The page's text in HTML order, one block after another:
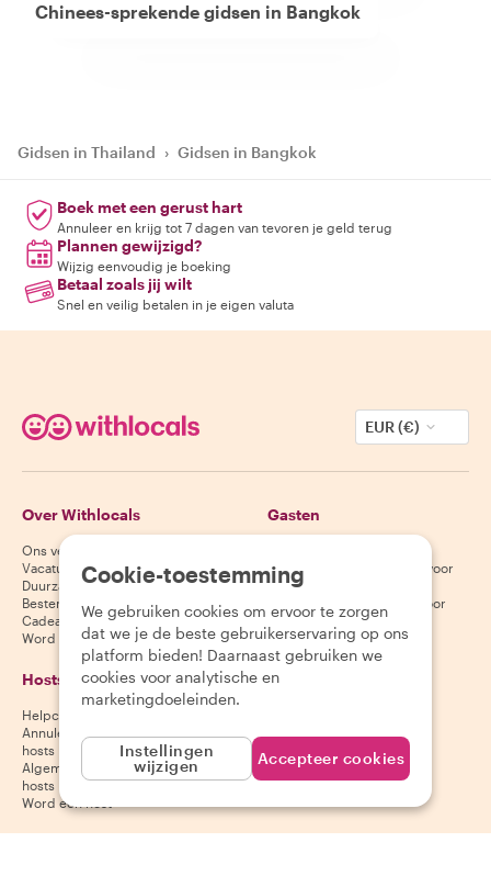
Chinees-sprekende gidsen in Bangkok
Gidsen in Thailand › Gidsen in Bangkok
Boek met een gerust hart
Annuleer en krijg tot 7 dagen van tevoren je geld terug
Plannen gewijzigd?
Wijzig eenvoudig je boeking
Betaal zoals jij wilt
Snel en veilig betalen in je eigen valuta
EUR (€)
Over Withlocals
Ons verhaal
Vacatures
Duurzaamheid
Bestemmingen
Cadeaubonnen
Word partner
Gasten
Annuleringsvoorwaarden voor
gasten
Algemene voorwaarden voor
gasten
Hosts
Helpcentrum voor hosts
Annuleringsvoorwaarden voor
hosts
Algemene voorwaarden voor
hosts
Word een host
Download onze app
Cookie-toestemming
We gebruiken cookies om ervoor te zorgen
dat we je de beste gebruikerservaring op ons
platform bieden! Daarnaast gebruiken we
cookies voor analytische en
marketingdoeleinden.
Instellingen
wijzigen
Accepteer cookies